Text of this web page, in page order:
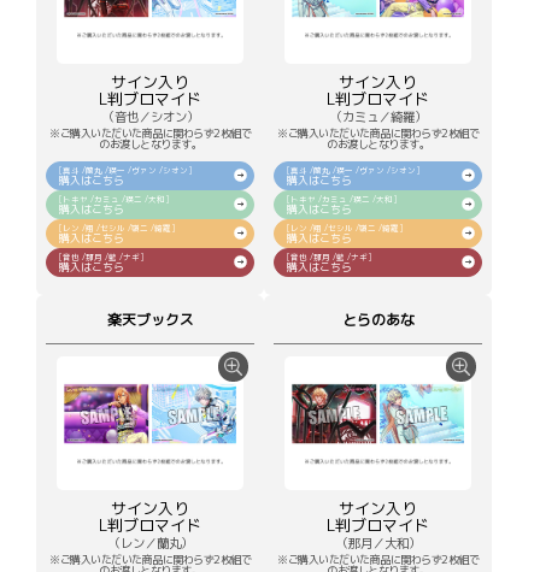
サイン入り
L判ブロマイド
（音也／シオン）
※ご購入いただいた商品に関わらず2枚組で
のお渡しとなります。
[真斗 /蘭丸 /瑛一 /ヴァン /シオン]
購入はこちら
[トキヤ /カミュ /瑛二 /大和]
購入はこちら
[レン /翔 /セシル /嶺二 /綺羅]
購入はこちら
[音也 /那月 /藍 /ナギ]
購入はこちら
サイン入り
L判ブロマイド
（カミュ／綺羅）
※ご購入いただいた商品に関わらず2枚組で
のお渡しとなります。
[真斗 /蘭丸 /瑛一 /ヴァン /シオン]
購入はこちら
[トキヤ /カミュ /瑛二 /大和]
購入はこちら
[レン /翔 /セシル /嶺二 /綺羅]
購入はこちら
[音也 /那月 /藍 /ナギ]
購入はこちら
楽天ブックス
サイン入り
L判ブロマイド
（レン／蘭丸）
※ご購入いただいた商品に関わらず2枚組で
とらのあな
サイン入り
L判ブロマイド
（那月／大和）
※ご購入いただいた商品に関わらず2枚組で